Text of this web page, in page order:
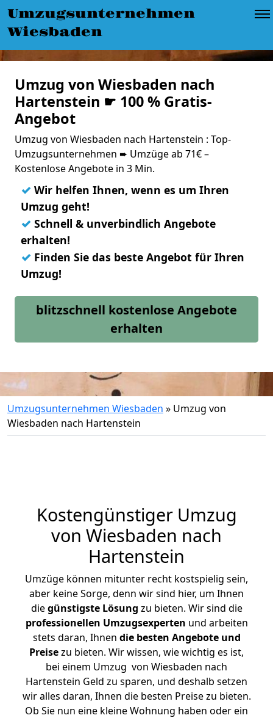
Umzugsunternehmen
Wiesbaden
Umzug von Wiesbaden nach
Hartenstein ☛ 100 % Gratis-
Angebot
Umzug von Wiesbaden nach Hartenstein : Top-
Umzugsunternehmen ➨ Umzüge ab 71€ –
Kostenlose Angebote in 3 Min.
✓ Wir helfen Ihnen, wenn es um Ihren
Umzug geht!
✓ Schnell & unverbindlich Angebote
erhalten!
✓ Finden Sie das beste Angebot für Ihren
Umzug!
blitzschnell kostenlose Angebote
erhalten
Umzugsunternehmen Wiesbaden » Umzug von
Wiesbaden nach Hartenstein
Kostengünstiger Umzug
von Wiesbaden nach
Hartenstein
Umzüge können mitunter recht kostspielig sein,
aber keine Sorge, denn wir sind hier, um Ihnen
diegünstigste Lösung zu bieten. Wir sind die
professionellen Umzugsexperten und arbeiten
stets daran, Ihnen die besten Angebote und
Preisezu bieten. Wir wissen, wie wichtig es ist,
bei einem Umzug von Wiesbaden nach
Hartenstein Geld zu sparen, und deshalb setzen
wir alles daran, Ihnen die besten Preise zu bieten.
Ob Sie nun eine kleine Wohnung haben oder ein